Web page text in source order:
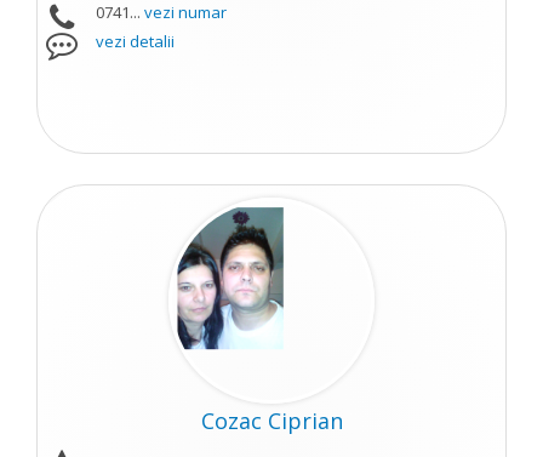
0741... vezi numar
vezi detalii
Cozac Ciprian